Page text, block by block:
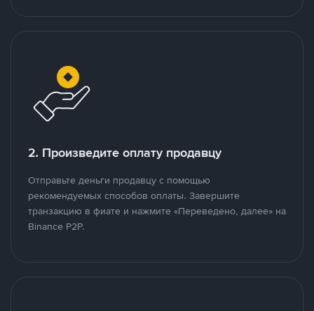
2. Произведите оплату продавцу
Отправьте деньги продавцу с помощью
рекомендуемых способов оплаты. Завершите
транзакцию в фиате и нажмите «Переведено, далее» на
Binance P2P.